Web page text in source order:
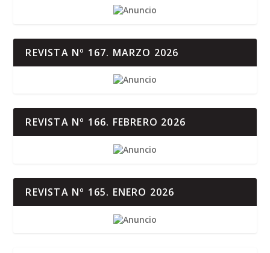
REVISTA Nº 167. MARZO 2026
REVISTA Nº 166. FEBRERO 2026
REVISTA Nº 165. ENERO 2026